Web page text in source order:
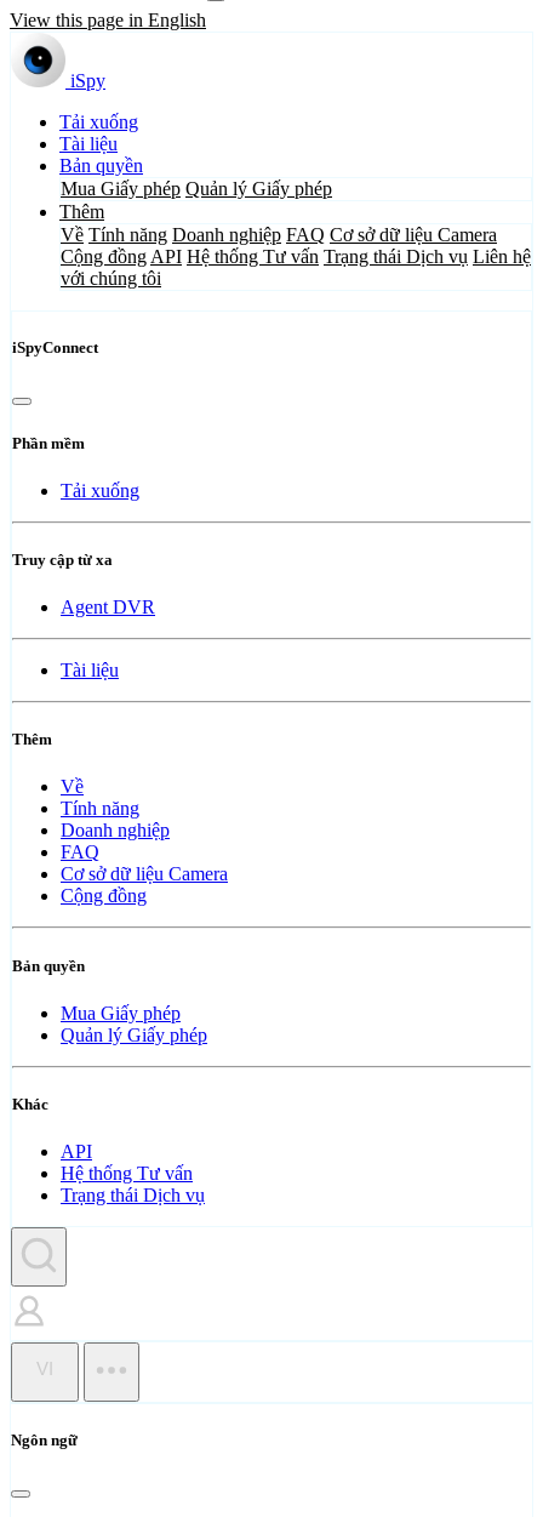
View this page in English
iSpy
Tải xuống
Tài liệu
Bản quyền
Mua Giấy phép Quản lý Giấy phép
Thêm
Về Tính năng Doanh nghiệp FAQ Cơ sở dữ liệu Camera
Cộng đồng API Hệ thống Tư vấn Trạng thái Dịch vụ Liên hệ
với chúng tôi
iSpyConnect
Phần mềm
Tải xuống
Truy cập từ xa
Agent DVR
Tài liệu
Thêm
Về
Tính năng
Doanh nghiệp
FAQ
Cơ sở dữ liệu Camera
Cộng đồng
Bản quyền
Mua Giấy phép
Quản lý Giấy phép
Khác
API
Hệ thống Tư vấn
Trạng thái Dịch vụ
VI
Ngôn ngữ